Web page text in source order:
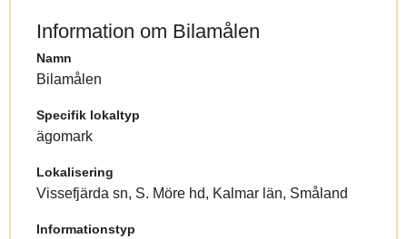
Information om Bilamålen
Namn
Bilamålen
Specifik lokaltyp
ägomark
Lokalisering
Vissefjärda sn, S. Möre hd, Kalmar län, Småland
Informationstyp